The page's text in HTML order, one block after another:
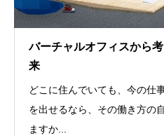
バーチャルオフィスから
来
どこに住んでいても、今の仕
を出せるなら、その働き方の
ますか...